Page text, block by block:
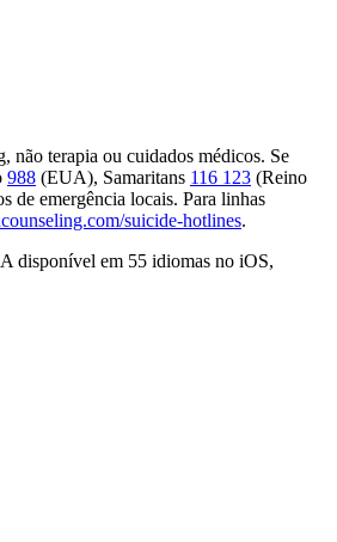
não terapia ou cuidados médicos. Se
988 (EUA), Samaritans 116 123 (Reino
de emergência locais. Para linhas
suicide-hotlines.
disponível em 55 idiomas no iOS,